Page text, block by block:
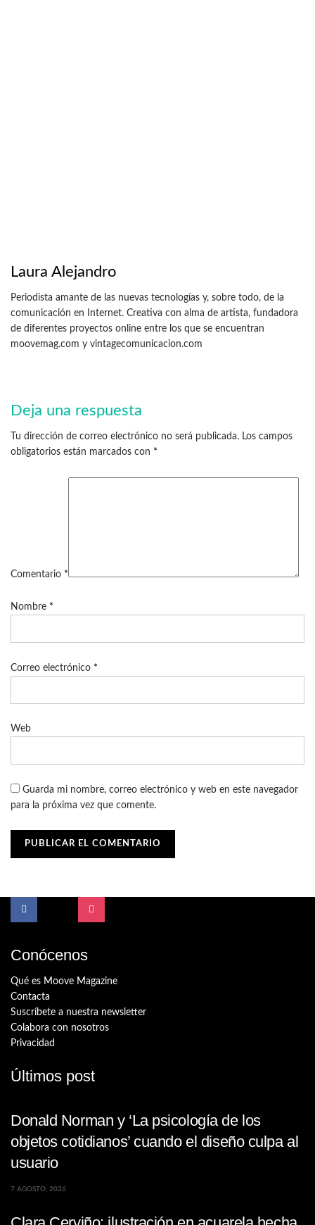
Laura Alejandro
Periodista amante de las nuevas tecnologías y, sobre todo, de la
comunicación en Internet. Creativa con alma de artista, fundadora
de diferentes proyectos online entre los que se encuentran
moovemag.com y vintagecomunicacion.com
Deja una respuesta
Tu dirección de correo electrónico no será publicada. Los campos
obligatorios están marcados con *
Comentario *
Nombre *
Correo electrónico *
Web
Guarda mi nombre, correo electrónico y web en este navegador
para la próxima vez que comente.
Conócenos
Qué es Moove Magazine
Contacta
Suscríbete a nuestra newsletter
Colabora con nosotros
Privacidad
Últimos post
Donald Norman y ‘La psicología de los
objetos cotidianos’ cuando el diseño culpa al
usuario
7 AGOSTO, 2026